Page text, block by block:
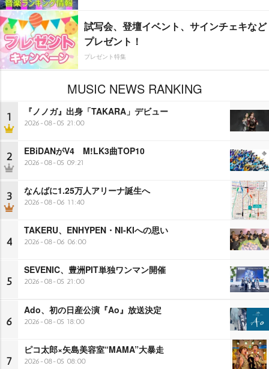
試写会、登壇イベント、サインチェキなど
プレゼント！
プレゼント特集
MUSIC NEWS RANKING
1 『ノノガ』出身「TAKARA」デビュー
2026-08-05 21:00
2 EBiDANがV4 M!LK3曲TOP10
2026-08-05 09:21
3 なんばに1.25万人アリーナ誕生へ
2026-08-06 11:40
4
TAKERU、ENHYPEN・NI-KIへの思い
2026-08-06 06:00
5
SEVENIC、豊洲PIT単独ワンマン開催
2026-08-05 21:00
6
Ado、初の日産公演『Ao』放送決定
2026-08-05 18:00
7
ピコ太郎×矢島美容室“MAMA”大暴走
2026-08-05 08:00